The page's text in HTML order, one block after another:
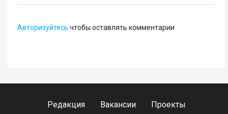
Авторизуйтесь чтобы оставлять комментарии
Редакция Вакансии
Проекты